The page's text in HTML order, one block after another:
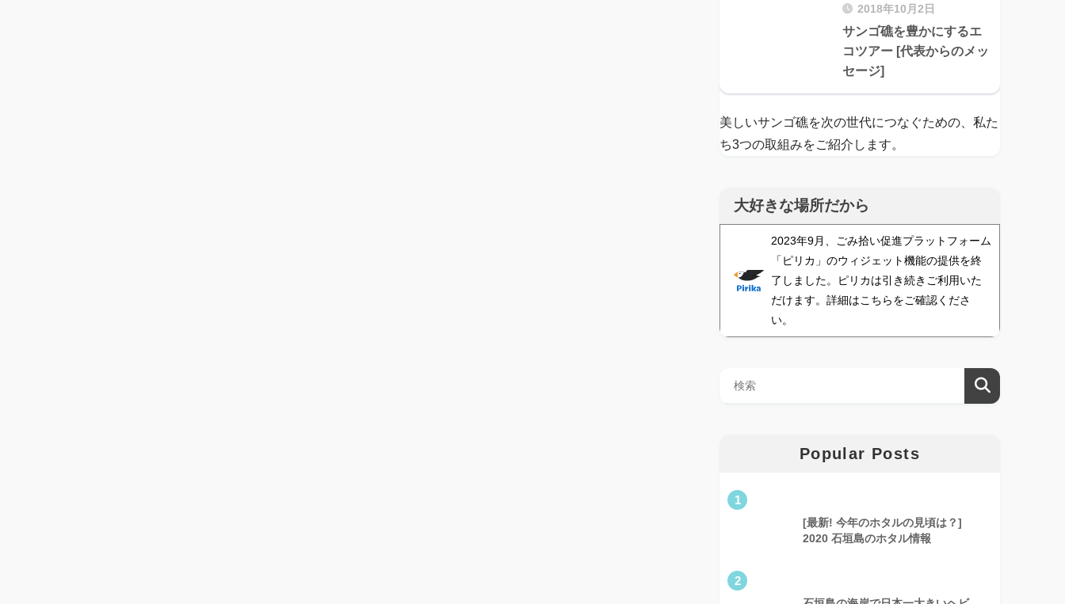
2018年10月2日
サンゴ礁を豊かにするエ
コツアー [代表からのメッ
セージ]
美しいサンゴ礁を次の世代につなぐための、私た
ち3つの取組みをご紹介します。
大好きな場所だから
2023年9月、ごみ拾い促進プラットフォーム
「ピリカ」のウィジェット機能の提供を終
了しました。ピリカは引き続きご利用いた
だけます。詳細はこちらをご確認くださ
い。
Popular Posts
1
[最新! 今年のホタルの見頃は？]
2020 石垣島のホタル情報
2